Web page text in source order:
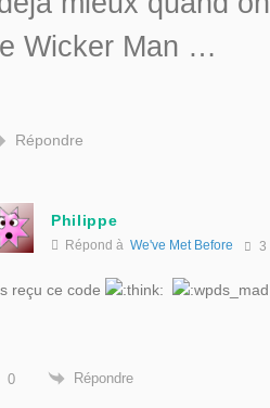
Wicker Man …
Répondre
Philippe
Répond à We've Met Before 3
reçu ce code
0 Répondre